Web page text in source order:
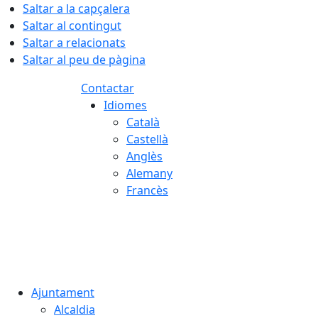
Saltar a la capçalera
Saltar al contingut
Saltar a relacionats
Saltar al peu de pàgina
Contactar
Idiomes
Català
Castellà
Anglès
Alemany
Francès
Ajuntament
Alcaldia